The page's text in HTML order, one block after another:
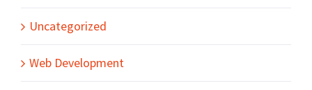
Uncategorized
Web Development